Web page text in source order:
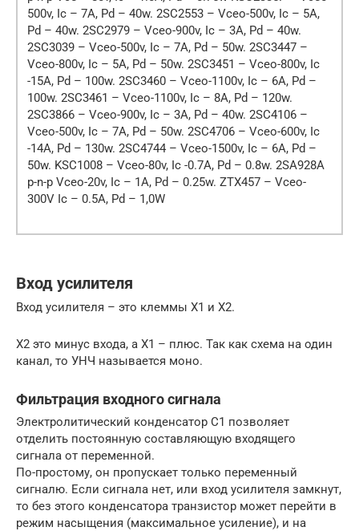
500v, Ic – 7A, Pd – 40w. 2SC2553 – Vceo-500v, Ic – 5A,
Pd – 40w. 2SC2979 – Vceo-900v, Ic – 3A, Pd – 40w.
2SC3039 – Vceo-500v, Ic – 7A, Pd – 50w. 2SC3447 –
Vceo-800v, Ic – 5A, Pd – 50w. 2SC3451 – Vceo-800v, Ic
-15A, Pd – 100w. 2SC3460 – Vceo-1100v, Ic – 6A, Pd –
100w. 2SC3461 – Vceo-1100v, Ic – 8A, Pd – 120w.
2SC3866 – Vceo-900v, Ic – 3A, Pd – 40w. 2SC4106 –
Vceo-500v, Ic – 7A, Pd – 50w. 2SC4706 – Vceo-600v, Ic
-14A, Pd – 130w. 2SC4744 – Vceo-1500v, Ic – 6A, Pd –
50w. KSC1008 – Vceo-80v, Ic -0.7A, Pd – 0.8w. 2SA928A
p-n-p Vceo-20v, Ic – 1A, Pd – 0.25w. ZTX457 – Vceo-
300V Ic – 0.5A, Pd – 1,0W
Вход усилителя
Вход усилителя – это клеммы Х1 и Х2.
Х2 это минус входа, а Х1 – плюс. Так как схема на один
канал, то УНЧ называется моно.
Фильтрация входного сигнала
Электролитический конденсатор С1 позволяет
отделить постоянную составляющую входящего
сигнала от переменной.
По-простому, он пропускает только переменный
сигналю. Если сигнала нет, или вход усилителя замкнут,
то без этого конденсатора транзистор может перейти в
режим насыщения (максимальное усиление), и на